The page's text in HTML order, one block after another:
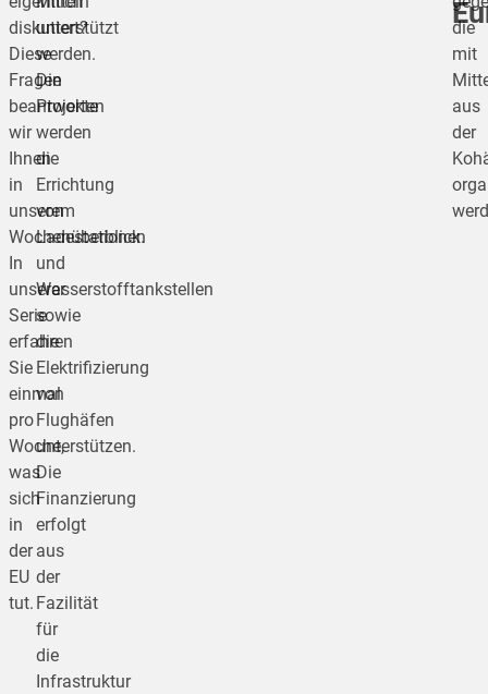
diskutiert?
Diese
Fragen
beantworten
wir
Ihnen
in
unserem
Wochenüberblick.
In
unserer
Serie
erfahren
Sie
einmal
pro
Woche,
was
sich
in
der
EU
tut.
unterstützt
werden.
Die
Projekte
werden
die
Errichtung
von
Ladestationen
und
Wasserstofftankstellen
sowie
die
Elektrifizierung
von
Flughäfen
unterstützen.
Die
Finanzierung
erfolgt
aus
der
Fazilität
für
die
Infrastruktur
die
mit
aus
der